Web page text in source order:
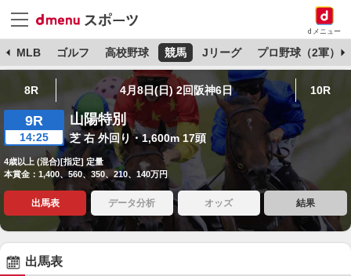
dメニュー
MLB ゴルフ 高校野球 競馬 Jリーグ プロ野球（2軍）
8R 4月8日(日) 2回阪神6日 10R
9R
14:25
山陽特別
芝 右 外回り・1,600m 17頭
4歳以上 (混合)[指定] 定量
本賞金：1,400、560、350、210、140万円
出馬表 データ分析 オッズ 結果
出馬表